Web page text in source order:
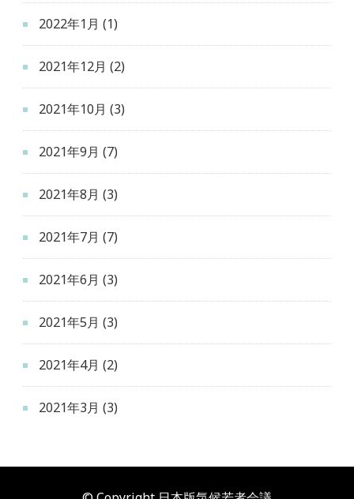
2022年1月 (1)
2021年12月 (2)
2021年10月 (3)
2021年9月 (7)
2021年8月 (3)
2021年7月 (7)
2021年6月 (3)
2021年5月 (3)
2021年4月 (2)
2021年3月 (3)